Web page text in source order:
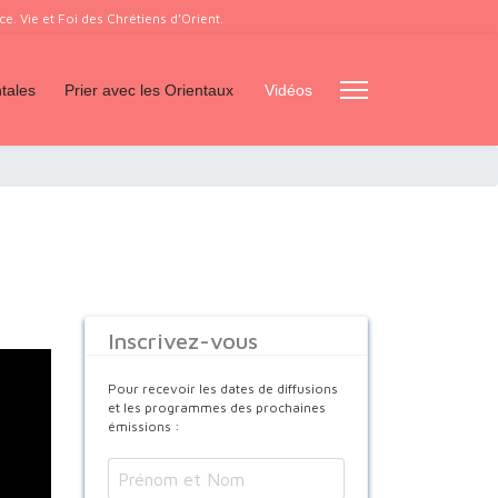
Vie et Foi des Chrétiens d’Orient.
Prier avec les Orientaux Vidéos
Inscrivez-vous
Pour recevoir les dates de diffusions
et les programmes des prochaines
émissions :